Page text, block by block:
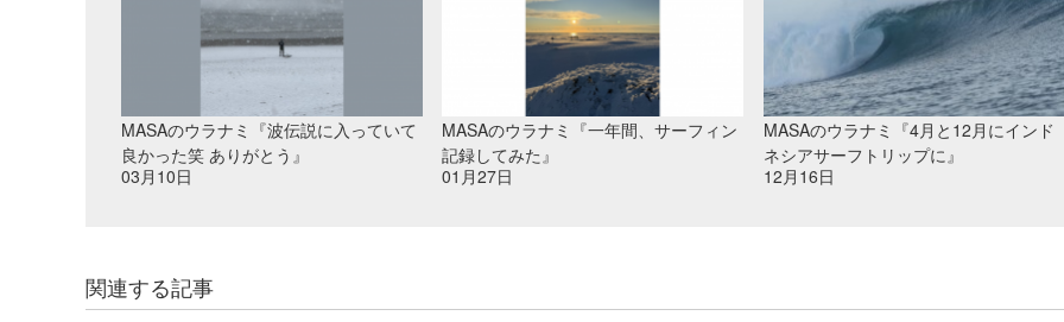
MASAのウラナミ『波伝説に入っていて
良かった笑 ありがとう』
03月10日
MASAのウラナミ『一年間、サーフィン
記録してみた』
01月27日
MASAのウラナミ『4月と12月にインド
ネシアサーフトリップに』
12月16日
関連する記事